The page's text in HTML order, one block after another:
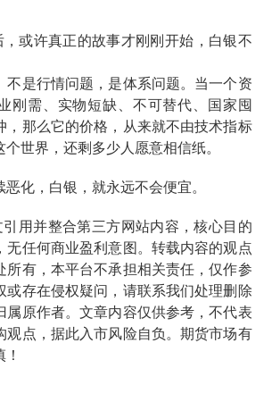
或许真正的故事才刚刚开始，白银不
不是行情问题，是体系问题。当一个资
刚需、实物短缺、不可替代、国家囤
，那么它的价格，从来就不由技术指标
世界，还剩多少人愿意相信纸。
化，白银，就永远不会便宜。
用并整合第三方网站内容，核心目的
无任何商业盈利意图。转载内容的观点
所有，本平台不承担相关责任，仅作参
或存在侵权疑问，请联系我们处理删除
属原作者。文章内容仅供参考，不代表
观点，据此入市风险自负。期货市场有